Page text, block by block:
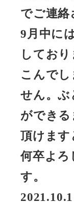
でご連絡
9月中に
してお
こんでし
せん。ぶ
ができる
頂けます
何卒よろ
す。